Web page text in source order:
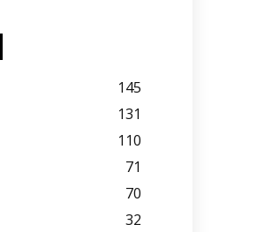
145
131
110
71
70
32